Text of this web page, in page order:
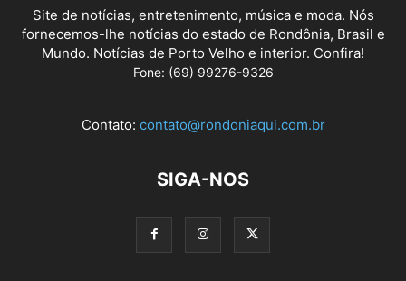
Site de notícias, entretenimento, música e moda. Nós
fornecemos-lhe notícias do estado de Rondônia, Brasil e
Mundo. Notícias de Porto Velho e interior. Confira!
Fone: (69) 99276-9326
Contato: contato@rondoniaqui.com.br
SIGA-NOS